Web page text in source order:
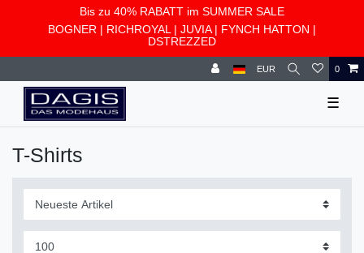
Bis zu 40% RABATT im SUMMER SALE
BOGNER | RICHROYAL | JUVIA| FYNCH HATTON |
DSTREZZED
EUR 0
☰
T-Shirts